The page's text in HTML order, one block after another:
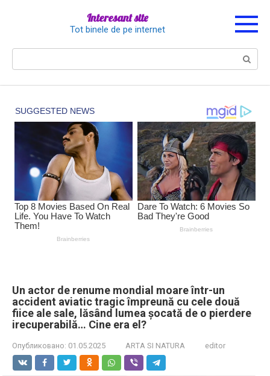
Interesant site
Tot binele de pe internet
Un actor de renume mondial moare într-un
accident aviatic tragic împreună cu cele două
fiice ale sale, lăsând lumea șocată de o pierdere
irecuperabilă… Cine era el?
Опубликовано: 01.05.2025 ARTA SI NATURA editor